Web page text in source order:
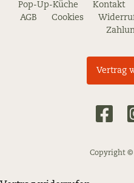
Pop-Up-Küche Kontakt
AGB
Cookies
Vertrag
Copyright ©